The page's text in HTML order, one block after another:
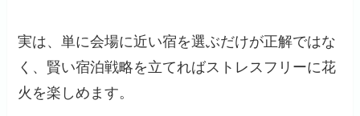
実は、単に会場に近い宿を選ぶだけが正解ではな
く、賢い宿泊戦略を立てればストレスフリーに花
火を楽しめます。